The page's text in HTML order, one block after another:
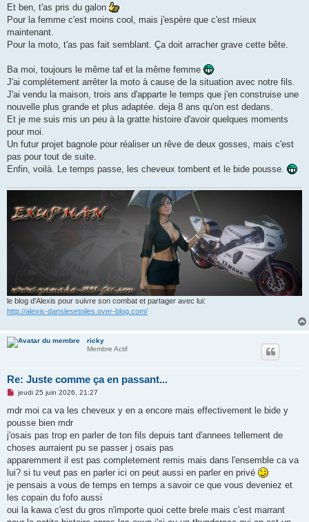
Et ben, t'as pris du galon
Pour la femme c'est moins cool, mais j'espère que c'est mieux
maintenant.
Pour la moto, t'as pas fait semblant. Ça doit arracher grave cette bête.
Ba moi, toujours le même taf et la même femme
J'ai complétement arrêter la moto à cause de la situation avec notre fils.
J'ai vendu la maison, trois ans d'apparte le temps que j'en construise une
nouvelle plus grande et plus adaptée. deja 8 ans qu'on est dedans.
Et je me suis mis un peu à la gratte histoire d'avoir quelques moments
pour moi.
Un futur projet bagnole pour réaliser un rêve de deux gosses, mais c'est
pas pour tout de suite.
Enfin, voilà. Le temps passe, les cheveux tombent et le bide pousse.
le blog d'Alexis pour suivre son combat et partager avec lui:
http://alexis-danslesetoiles.over-blog.com/
ricky
Membre Actif
Re: Juste comme ça en passant...
M
s
a
g
n
o
n
l
u
jeudi 25 juin 2026, 21:27
mdr moi ca va les cheveux y en a encore mais effectivement le bide y
pousse bien mdr
j'osais pas trop en parler de ton fils depuis tant d'annees tellement de
choses aurraient pu se passer j osais pas
apparemment il est pas completement remis mais dans l'ensemble ca va
lui? si tu veut pas en parler ici on peut aussi en parler en privé
je pensais a vous de temps en temps a savoir ce que vous deveniez et
les copain du fofo aussi
oui la kawa c'est du gros n'importe quoi cette brele mais c'est marrant